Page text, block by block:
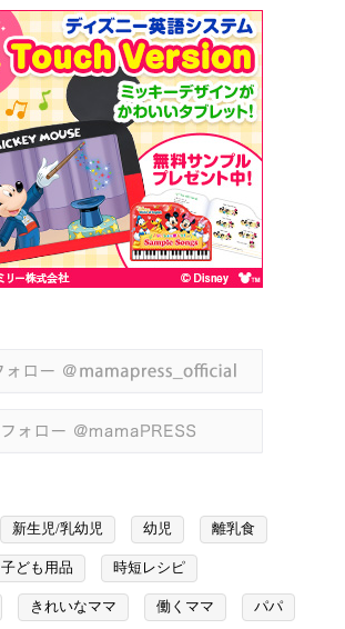
新生児/乳幼児 幼児 離乳食
子ども用品 時短レシピ
きれいなママ 働くママ パパ